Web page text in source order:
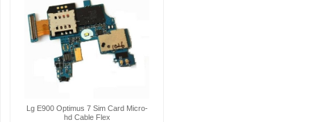
Lg E900 Optimus 7 Sim Card Micro-
hd Cable Flex